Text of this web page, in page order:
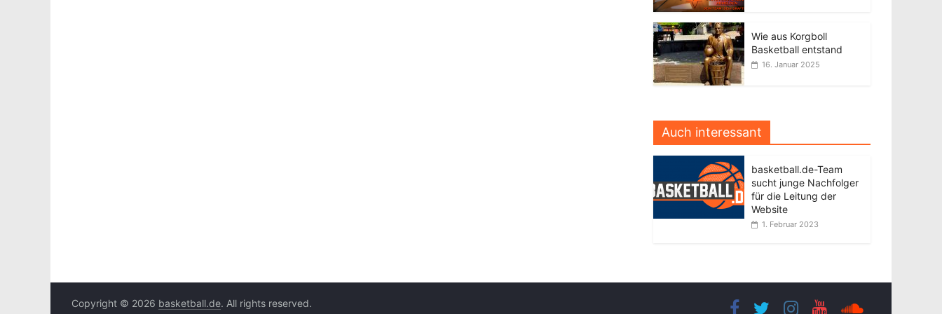
Wie aus Korgboll
Basketball entstand
16. Januar 2025
Auch interessant
basketball.de-Team
sucht junge Nachfolger
für die Leitung der
Website
1. Februar 2023
Copyright © 2026 basketball.de. All rights reserved.